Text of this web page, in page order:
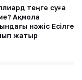
теңге суға
Ақмола
нәжіс Есілге
жатыр